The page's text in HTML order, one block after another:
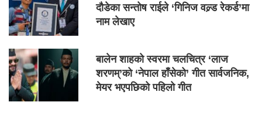
दौडेका सन्तोष राईले ‘गिनिज वल्र्ड रेकर्ड’मा
नाम लेखाए
बालेन शाहको स्वरमा चलचित्र ‘लाज
शरणम्’को ‘नेपाल हाँसेको’ गीत सार्वजनिक,
मेयर भएपछिको पहिलो गीत